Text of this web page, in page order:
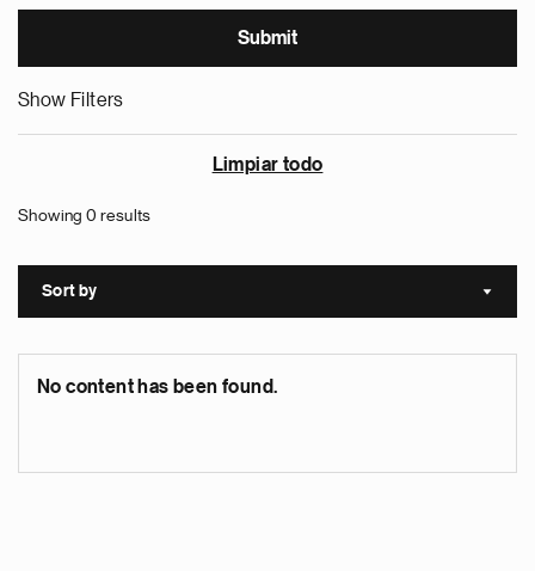
Show Filters
Limpiar todo
Showing 0 results
Sort by Sort
No content has been found.